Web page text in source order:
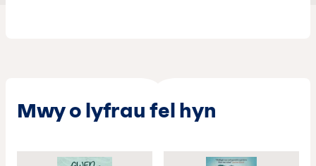
Mwy o lyfrau fel hyn